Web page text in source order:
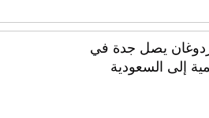
يصل جدة في
إلى السعودية